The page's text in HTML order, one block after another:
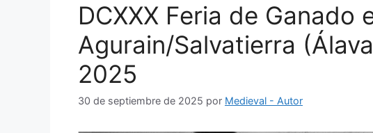
DCXXX Feria de Ganado
Agurain/Salvatierra
2025
30 de septiembre de 2025 por Medieval - Autor